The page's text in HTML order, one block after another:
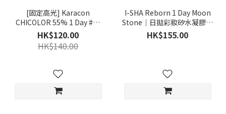
[固定高光] Karacon
CHICOLOR 55% 1 Day #42
Moony Gray 月影灰｜日拋彩
妝隱形眼鏡｜每盒10片
HK$120.00
HK$140.00
I-SHA Reborn 1 Day Moon
Stone｜日拋彩妝矽水凝膠隱
形眼鏡｜每盒10片
HK$155.00